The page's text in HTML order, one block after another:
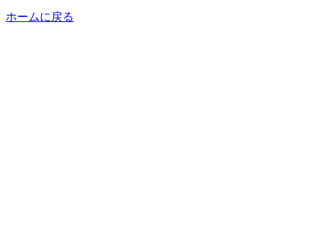
ホームに戻る